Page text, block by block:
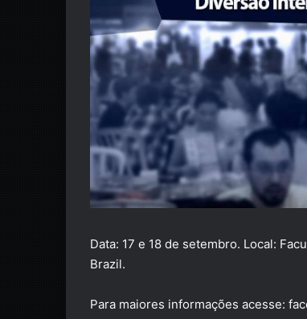
Data: 17 e 18 de setembro. Local:
Brazil.
Para maiores informações acesse: